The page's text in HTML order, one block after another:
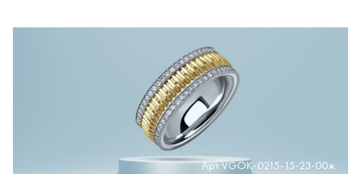
Арт:VGOK-0215-15-23-00ж